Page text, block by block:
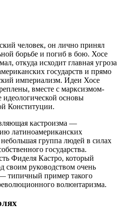
человек, он лично принял
борьбе и погиб в бою. Хосе
откуда исходит главная угроза
государств и прямо
империализм. Идеи Хосе
вместе с марксизмом-
идеологической основы
Конституции.
кастроизма —
латиноамериканских
группа людей в силах
государства.
Фиделя Кастро, который
своим руководством очень
типичный пример такого
волюнтаризма.